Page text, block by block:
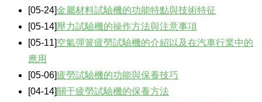
[05-24]金屬材料試驗機的功能特點與技術特征
[05-14]壓力試驗機的操作方法與注意事項
[05-11]空氣彈簧疲勞試驗機的介紹以及在汽車行業中的
應用
[05-06]疲勞試驗機的功能與保養技巧
[04-14]關于疲勞試驗機的保養方法